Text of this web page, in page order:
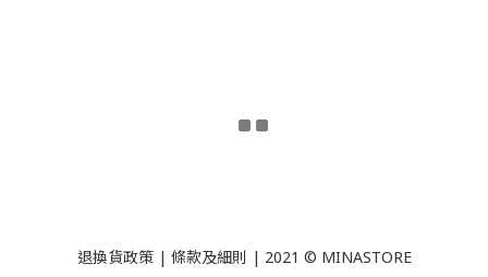
退換貨政策| 條款及細則 | 2021 © MINASTORE